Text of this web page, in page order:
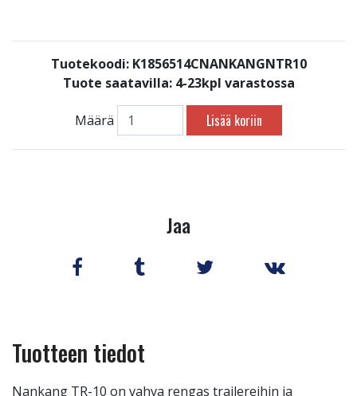
Tuotekoodi: K1856514CNANKANGNTR10
Tuote saatavilla: 4-23kpl varastossa
Määrä Lisää koriin
Jaa
Tuotteen tiedot
Nankang TR-10 on vahva rengas trailereihin ja